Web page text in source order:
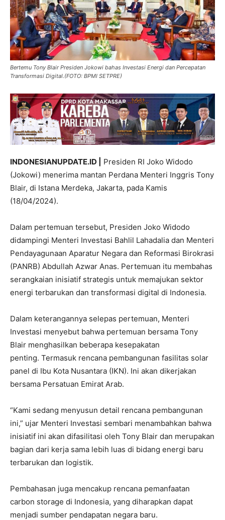
Bertemu Tony Blair Presiden Jokowi bahas Investasi Energi dan Percepatan
Transformasi Digital.(FOTO: BPMI SETPRE)
INDONESIANUPDATE.ID |
Presiden RI Joko Widodo
(Jokowi) menerima mantan Perdana Menteri Inggris Tony
Blair, di Istana Merdeka, Jakarta, pada Kamis
(18/04/2024).
Dalam pertemuan tersebut, Presiden Joko Widodo
didampingi Menteri Investasi Bahlil Lahadalia dan Menteri
Pendayagunaan Aparatur Negara dan Reformasi Birokrasi
(PANRB) Abdullah Azwar Anas. Pertemuan itu membahas
serangkaian inisiatif strategis untuk memajukan sektor
energi terbarukan dan transformasi digital di Indonesia.
Dalam keterangannya selepas pertemuan, Menteri
Investasi menyebut bahwa pertemuan bersama Tony
Blair menghasilkan beberapa kesepakatan
penting. Termasuk rencana pembangunan fasilitas solar
panel di Ibu Kota Nusantara (IKN). Ini akan dikerjakan
bersama Persatuan Emirat Arab.
“Kami sedang menyusun detail rencana pembangunan
ini,” ujar Menteri Investasi sembari menambahkan bahwa
inisiatif ini akan difasilitasi oleh Tony Blair dan merupakan
bagian dari kerja sama lebih luas di bidang energi baru
terbarukan dan logistik.
Pembahasan juga mencakup rencana pemanfaatan
carbon storage di Indonesia, yang diharapkan dapat
menjadi sumber pendapatan negara baru.